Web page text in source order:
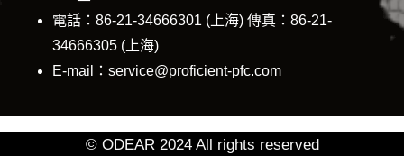
電話：86-21-34666301 (上海) 傳真：86-21-
34666305 (上海)
E-mail：service@proficient-pfc.com
© ODEAR 2024 All rights reserved